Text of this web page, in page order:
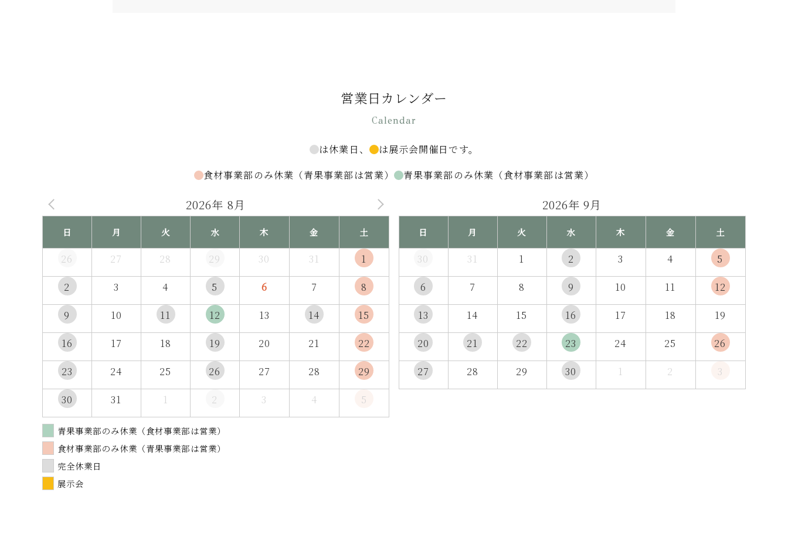
営業日カレンダー
Calendar
は休業日、
は展示会開催日です。
食材事業部のみ休業（青果事業部は営業）
青果事業部のみ休業（食材事業部は営業）
2026年 8月
日 月 火 水 木 金 土
26 27 28 29 30 31 1
2 3 4 5 6 7 8
9 10 11 12 13 14 15
16 17 18 19 20 21 22
23 24 25 26 27 28 29
30 31 1 2 3 4 5
2026年 9月
日 月 火 水 木 金 土
30 31 1 2 3 4 5
6 7 8 9 10 11 12
13 14 15 16 17 18 19
20 21 22 23 24 25 26
27 28 29 30 1 2 3
青果事業部のみ休業（食材事業部は営業）
食材事業部のみ休業（青果事業部は営業）
完全休業日
展示会